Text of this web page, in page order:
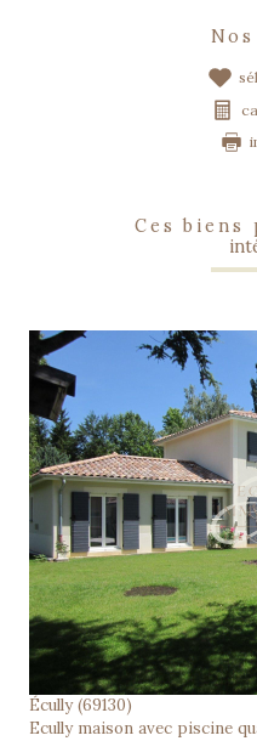
ces
Écully (69130)
Ecully maison avec piscine